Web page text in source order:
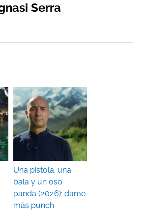
Serra
Una pistola, una
bala y un oso
panda (2026): dame
más punch